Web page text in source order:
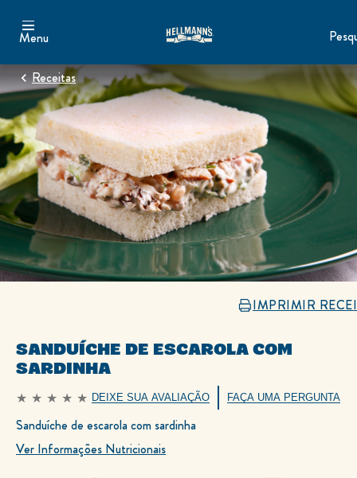
Menu
Receitas
IMPRIMIR
SANDUÍCHE DE ESCAROLA COM
SARDINHA
Nenhuma
enviada
para
este
recipe
DEIXE SUA AVALIAÇÃO FAÇA UMA PERGUNTA
Sanduíche de escarola com sardinha
Ver Informações Nutricionais